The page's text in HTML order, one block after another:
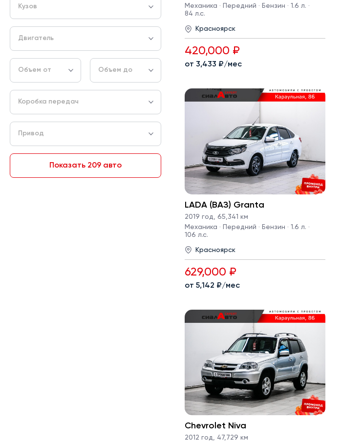
Кузов
Двигатель
Объем от Объем до
Коробка передач
Привод
Показать 209 авто
Механика · Передний · Бензин · 1.6 л. ·
84 л.с.
Красноярск
420,000 ₽
от 3,433 ₽/мес
LADA (ВАЗ) Granta
2019 год
65,341 км
Механика · Передний · Бензин · 1.6 л. ·
106 л.с.
Красноярск
629,000 ₽
от 5,142 ₽/мес
Chevrolet Niva
2012 год, 47,729 км